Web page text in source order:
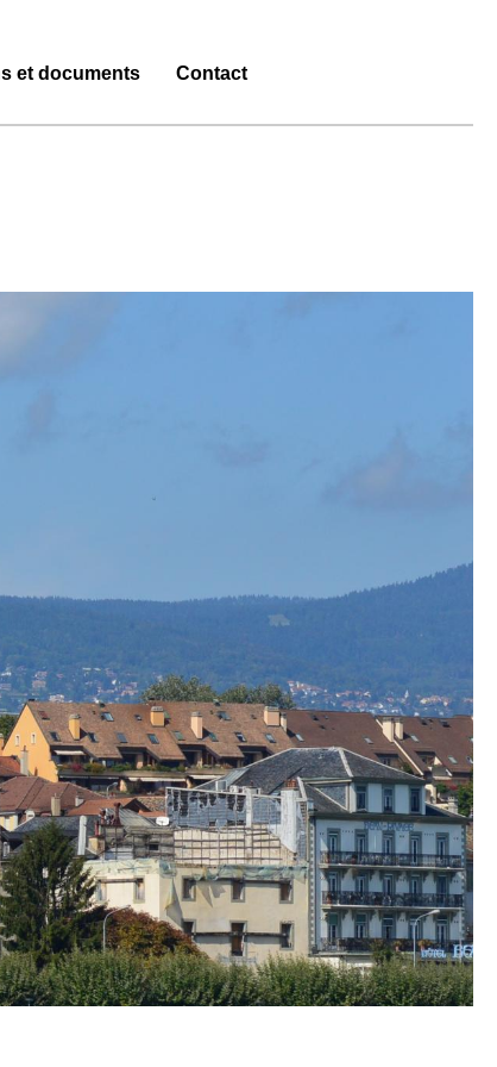
et documents Contact